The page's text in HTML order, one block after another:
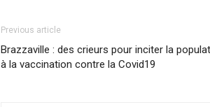
Previous article
Brazzaville : des crieurs pour inciter la
à la vaccination contre la Covid19